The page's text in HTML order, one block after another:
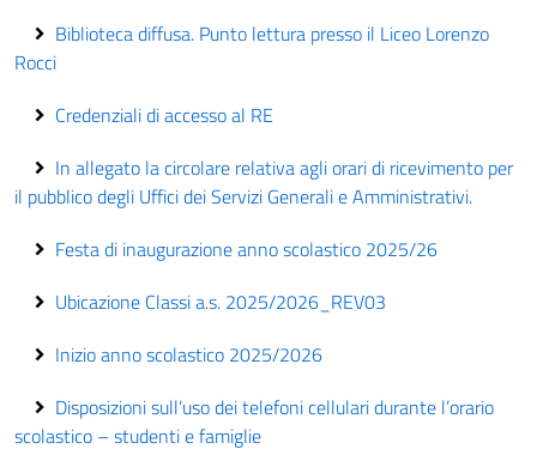
Biblioteca diffusa. Punto lettura presso il Liceo Lorenzo
Rocci
Credenziali di accesso al RE
In allegato la circolare relativa agli orari di ricevimento per
il pubblico degli Uffici dei Servizi Generali e Amministrativi.
Festa di inaugurazione anno scolastico 2025/26
Ubicazione Classi a.s. 2025/2026_REV03
Inizio anno scolastico 2025/2026
Disposizioni sull’uso dei telefoni cellulari durante l’orario
scolastico – studenti e famiglie